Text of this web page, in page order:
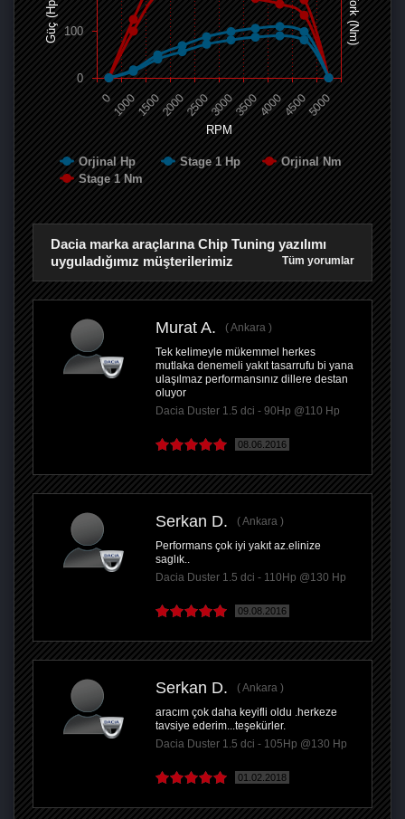
RPM
Güç (Hp) Tork (Nm)
Orjinal Hp Stage 1 Hp
Orjinal Nm
Stage 1 Nm
0 100015002000250030003500400045005000
0
100
Dacia marka araçlarına Chip Tuning yazılımı
uyguladığımız müşterilerimiz
Tüm yorumlar
Murat A.
Ankara
Tek kelimeyle mükemmel herkes
mutlaka denemeli yakıt tasarrufu bi yana
ulaşılmaz performansınız dillere destan
oluyor
Dacia Duster 1.5 dci - 90Hp @110 Hp
08.06.2016
Serkan D.
Ankara
Performans çok iyi yakıt az.elinize
saglık..
Dacia Duster 1.5 dci - 110Hp @130 Hp
09.08.2016
Serkan D.
Ankara
aracım çok daha keyifli oldu .herkeze
tavsiye ederim...teşekürler.
Dacia Duster 1.5 dci - 105Hp @130 Hp
01.02.2018